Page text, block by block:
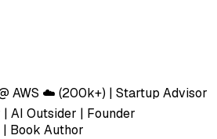
AWS ☁️ (200k+) | Startup Advisor
AI Outsider | Founder
Book Author